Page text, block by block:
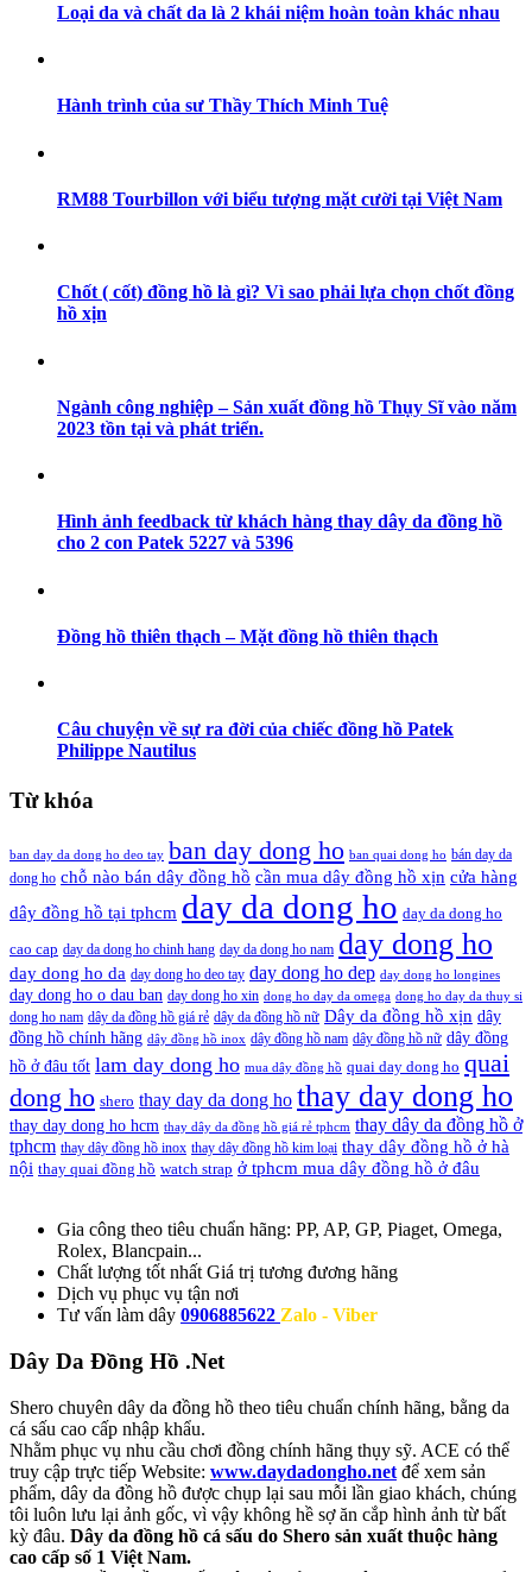
Loại da và chất da là 2 khái niệm hoàn toàn khác nhau
Hành trình của sư Thầy Thích Minh Tuệ
RM88 Tourbillon với biểu tượng mặt cười tại Việt Nam
Chốt ( cốt) đồng hồ là gì? Vì sao phải lựa chọn chốt đồng
hồ xịn
Ngành công nghiệp – Sản xuất đồng hồ Thụy Sĩ vào năm
2023 tồn tại và phát triển.
Hình ảnh feedback từ khách hàng thay dây da đồng hồ
cho 2 con Patek 5227 và 5396
Đồng hồ thiên thạch – Mặt đồng hồ thiên thạch
Câu chuyện về sự ra đời của chiếc đồng hồ Patek
Philippe Nautilus
Từ khóa
ban day da dong ho deo tay ban day dong ho ban quai dong ho bán day da
dong ho chỗ nào bán dây đồng hồ cần mua dây đồng hồ xịn cửa hàng
dây đồng hồ tại tphcm day da dong ho day da dong ho
cao cap day da dong ho chinh hang day da dong ho nam day dong ho
day dong ho da day dong ho deo tay day dong ho dep day dong ho longines
day dong ho o dau ban day dong ho xin dong ho day da omega dong ho day da thuy si
dong ho nam dây da đồng hồ giá rẻ dây da đồng hồ nữ Dây da đồng hồ xịn dây
đồng hồ chính hãng dây đồng hồ inox dây đồng hồ nam dây đồng hồ nữ dây đồng
hồ ở đâu tốt lam day dong ho mua dây đồng hồ quai day dong ho quai
dong ho shero thay day da dong ho thay day dong ho
thay day dong ho hcm thay dây da đồng hồ giá rẻ tphcm thay dây da đồng hồ ở
tphcm thay dây đồng hồ inox thay dây đồng hồ kim loại thay dây đồng hồ ở hà
nội thay quai đồng hồ watch strap ở tphcm mua dây đồng hồ ở đâu
Gia công theo tiêu chuẩn hãng: PP, AP, GP, Piaget, Omega,
Rolex, Blancpain...
Chất lượng tốt nhất Giá trị tương đương hãng
Dịch vụ phục vụ tận nơi
Tư vấn làm dây 0906885622 Zalo - Viber
Dây Da Đồng Hồ .Net
Shero chuyên dây da đồng hồ theo tiêu chuẩn chính hãng, bằng da
cá sấu cao cấp nhập khẩu.
Nhằm phục vụ nhu cầu chơi đồng chính hãng thụy sỹ. ACE có thể
truy cập trực tiếp Website: www.daydadongho.net để xem sản
phẩm, dây da đồng hồ được chụp lại sau mỗi lần giao khách, chúng
tôi luôn lưu lại ảnh gốc, vì vậy không hề sợ ăn cắp hình ảnh từ bất
kỳ đâu. Dây da đồng hồ cá sấu do Shero sản xuất thuộc hàng
cao cấp số 1 Việt Nam.